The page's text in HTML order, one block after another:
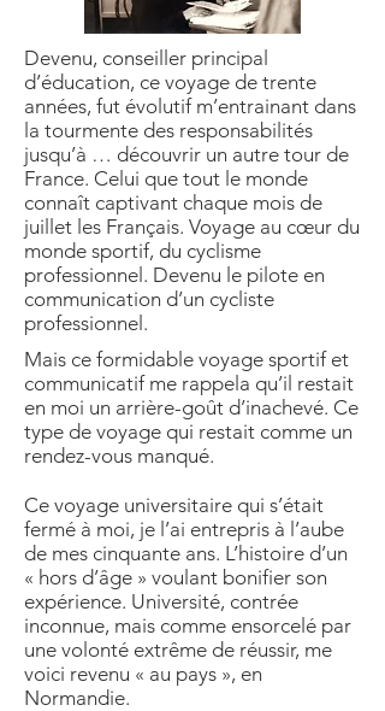
Devenu, conseiller principal
d’éducation, ce voyage de trente
années, fut évolutif m’entrainant dans
la tourmente des responsabilités
jusqu’à … découvrir un autre tour de
France. Celui que tout le monde
connaît captivant chaque mois de
juillet les Français. Voyage au cœur du
monde sportif, du cyclisme
professionnel. Devenu le pilote en
communication d’un cycliste
professionnel.
Mais ce formidable voyage sportif et
communicatif me rappela qu’il restait
en moi un arrière-goût d’inachevé. Ce
type de voyage qui restait comme un
rendez-vous manqué.
Ce voyage universitaire qui s’était
fermé à moi, je l’ai entrepris à l’aube
de mes cinquante ans. L’histoire d’un
« hors d’âge » voulant bonifier son
expérience. Université, contrée
inconnue, mais comme ensorcelé par
une volonté extrême de réussir, me
voici revenu « au pays », en
Normandie.